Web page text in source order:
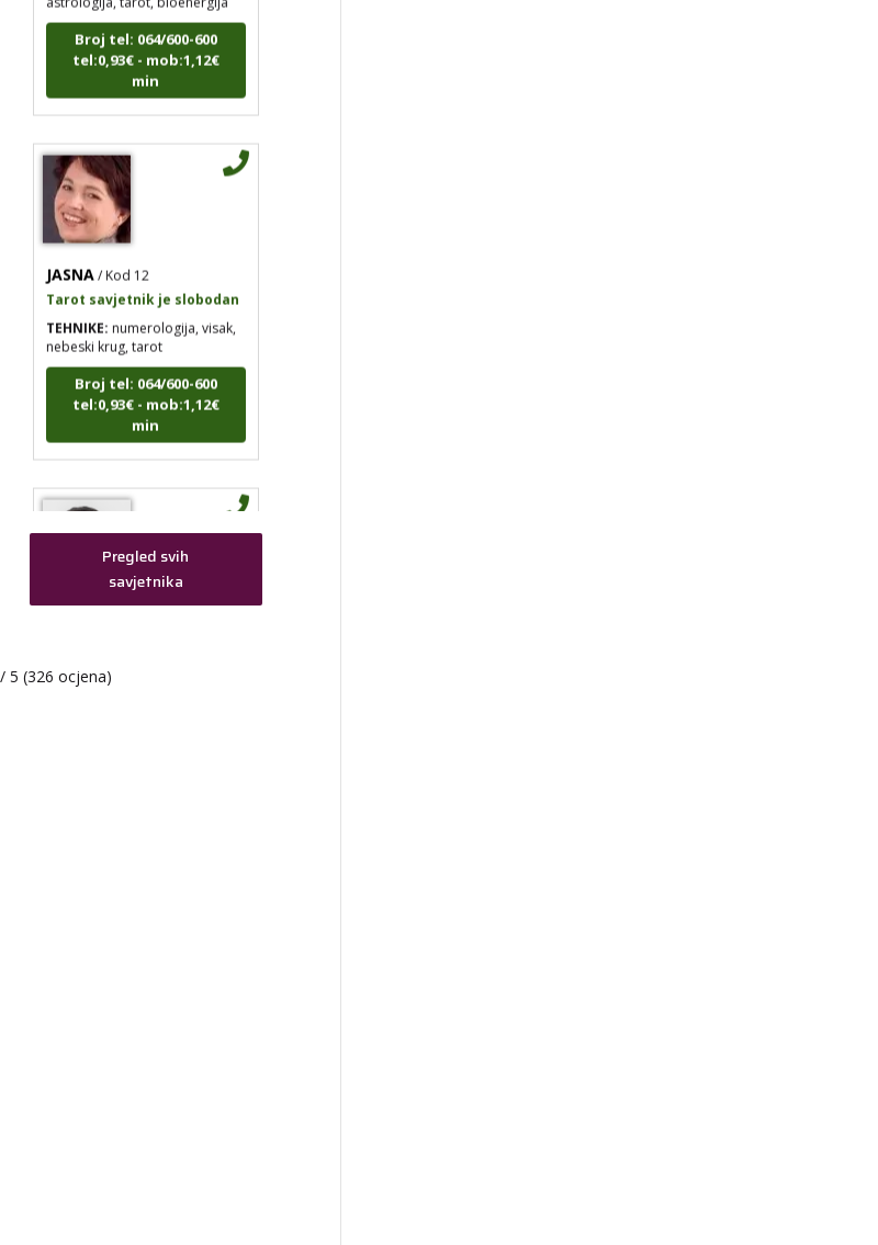
Broj tel: 064/600-600
tel:0,93€ - mob:1,12€
min
JASNA/ Kod 12
Tarot savjetnik je slobodan
TEHNIKE:numerologija, visak,
nebeski krug, tarot
Broj tel: 064/600-600
tel:0,93€ - mob:1,12€
min
/ Kod 52
Tarot savjetnik je slobodan
Pregled svih
savjetnika
5 (326 ocjena)